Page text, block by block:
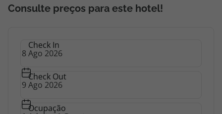
Consulte preços para este hotel!
Check In
Check Out
Ocupação